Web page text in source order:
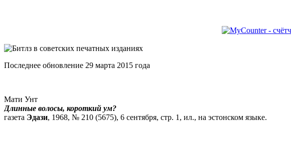
Последнее обновление 29 марта 2015 года
Мати Унт
Длинные волосы, короткий ум?
газета Эдази, 1968, № 210 (5675), 6 сентября, стр. 1, ил., на эстонском языке.